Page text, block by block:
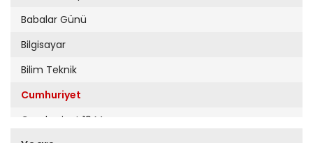
Babalar Günü
Bilgisayar
Bilim Teknik
Cumhuriyet
Cumhuriyet 19 Mayıs